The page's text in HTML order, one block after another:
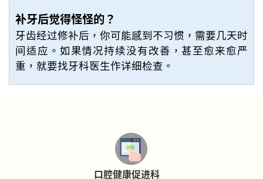
补牙后觉得怪怪的？
牙齿经过修补后，你可能感到不习惯，需要几天时
间适应。如果情况持续没有改善，甚至愈来愈严
重，就要找牙科医生作详细检查。
口腔健康促进科